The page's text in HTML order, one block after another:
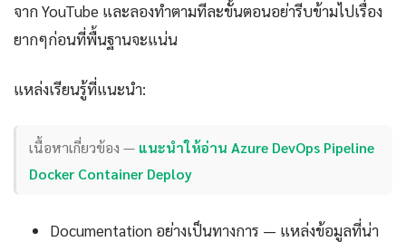
จาก YouTube และลองทำตามทีละขั้นตอนอย่ารีบข้ามไปเรื่อง
ยากๆก่อนที่พื้นฐานจะแน่น
แหล่งเรียนรู้ที่แนะนำ:
เนื้อหาเกี่ยวข้อง — แนะนำให้อ่าน Azure DevOps Pipeline
Docker Container Deploy
Documentation อย่างเป็นทางการ — แหล่งข้อมูลที่น่า